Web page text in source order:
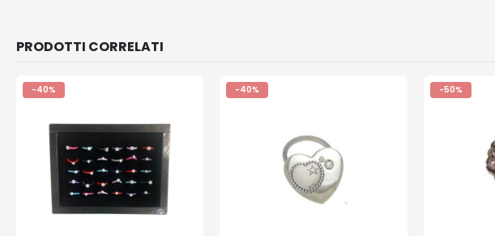
PRODOTTI CORRELATI
-40% -40% -50%